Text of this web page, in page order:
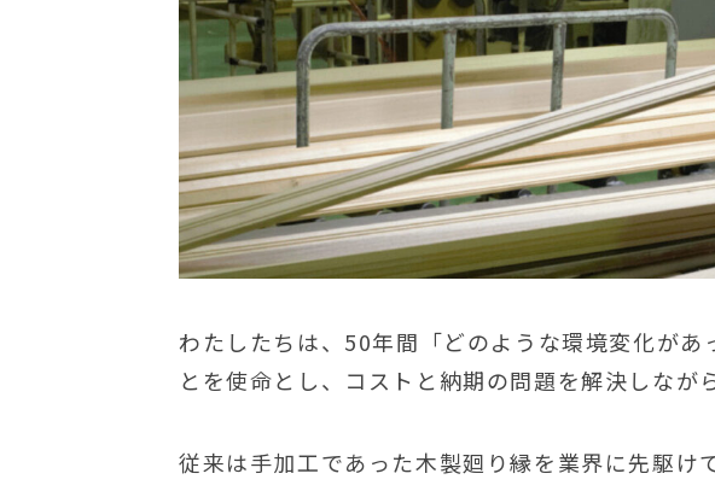
わたしたちは、50年間「どのような環境変化が
とを使命とし、コストと納期の問題を解決しなが
従来は手加工であった木製廻り縁を業界に先駆